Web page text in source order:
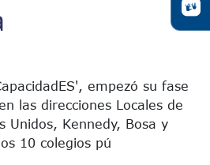
empezó su fase
las direcciones Locales de
Unidos, Kennedy, Bosa y
10 colegios pú